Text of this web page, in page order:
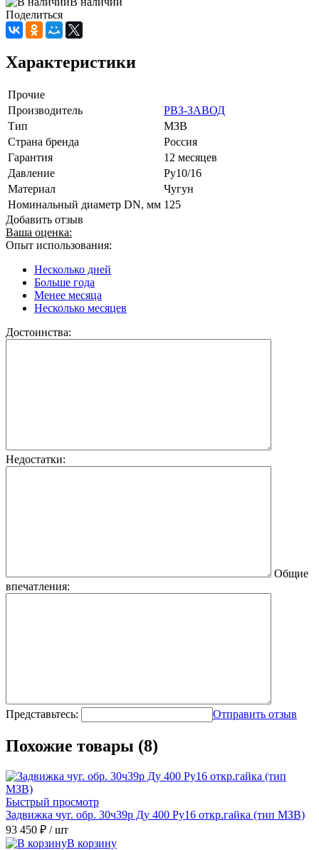
Поделиться
Характеристики
Прочие
Производитель
РВЗ-ЗАВОД
Тип
МЗВ
Страна бренда
Россия
Гарантия
12 месяцев
Давление
Ру10/16
Материал
Чугун
Номинальный диаметр DN, мм 125
Добавить отзыв
Ваша оценка:
Опыт использования:
Несколько дней
Больше года
Менее месяца
Несколько месяцев
Достоинства:
Недостатки:
Общие
впечатления:
Представьтесь: Отправить отзыв
Похожие товары (8)
Быстрый просмотр
Задвижка чуг. обр. 30ч39р Ду 400 Ру16 откр.гайка (тип МЗВ)
93 450 ₽ / шт
В корзину